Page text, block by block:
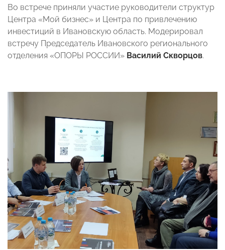
Во встрече приняли участие руководители структур
Центра «Мой бизнес» и Центра по привлечению
инвестиций в Ивановскую область. Модерировал
встречу Председатель Ивановского регионального
отделения «ОПОРЫ РОССИИ» Василий Скворцов.